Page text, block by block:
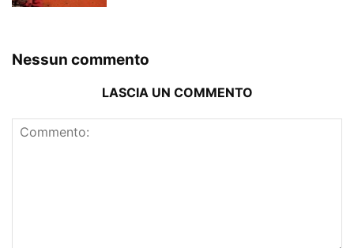
Nessun commento
LASCIA UN COMMENTO